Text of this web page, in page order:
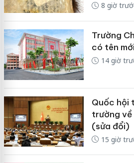
8 giờ
Trường
có tên mới
14 giờ
Quốc hội
trường về
(sửa đổi)
15 giờ